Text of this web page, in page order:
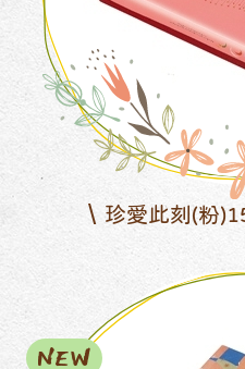
珍愛此刻(粉
NEW